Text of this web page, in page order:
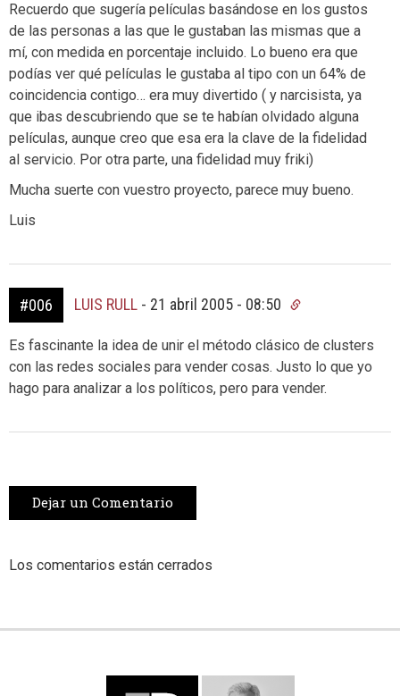
Recuerdo que sugería películas basándose en los gustos
de las personas a las que le gustaban las mismas que a
mí, con medida en porcentaje incluido. Lo bueno era que
podías ver qué películas le gustaba al tipo con un 64% de
coincidencia contigo… era muy divertido ( y narcisista, ya
que ibas descubriendo que se te habían olvidado alguna
películas, aunque creo que esa era la clave de la fidelidad
al servicio. Por otra parte, una fidelidad muy friki)
Mucha suerte con vuestro proyecto, parece muy bueno.
Luis
#006 LUIS RULL - 21 abril 2005 - 08:50
Es fascinante la idea de unir el método clásico de clusters
con las redes sociales para vender cosas. Justo lo que yo
hago para analizar a los políticos, pero para vender.
Dejar un Comentario
Los comentarios están cerrados